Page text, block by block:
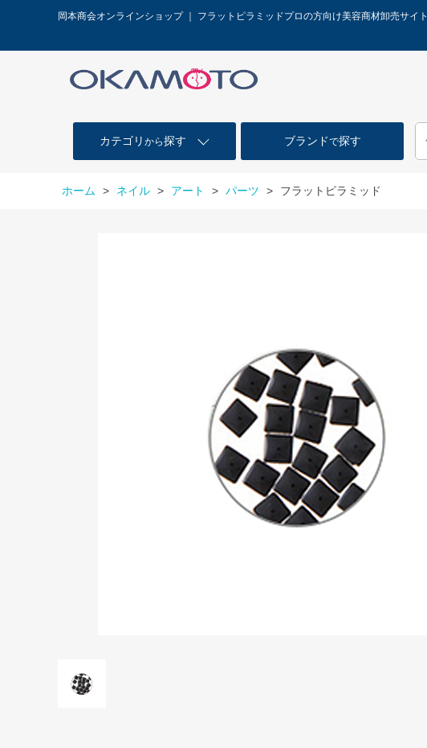
岡本商会オンラインショップ ｜ フラットピラミッドプロの方向け美容商材卸売サイト
カテゴリ から探す ブランドで探す
ホーム > ネイル > アート > パーツ > フラットピラミッド